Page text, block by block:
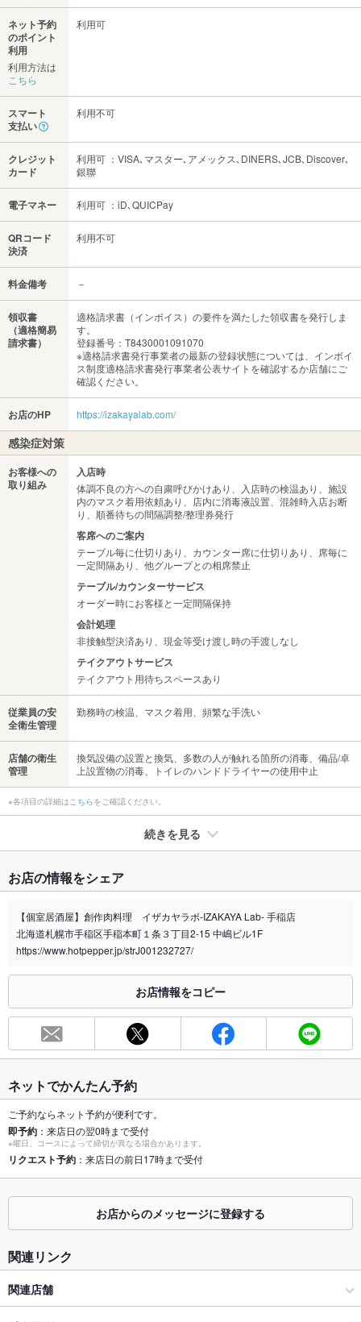
ネット予約
のポイント
利用
利用方法は
こちら
利用可
スマート
支払い
利用不可
クレジット
カード
利用可 ：VISA､マスター､アメックス､DINERS､JCB､Discover､
銀聯
電子マネー 利用可 ：iD､QUICPay
QRコード
決済
利用不可
料金備考 －
領収書
（適格簡易
請求書）
適格請求書（インボイス）の要件を満たした領収書を発行しま
す。
登録番号：T8430001091070
※適格請求書発行事業者の最新の登録状態については、インボイ
ス制度適格請求書発行事業者公表サイトを確認するか店舗にご
確認ください。
お店のHP https://izakayalab.com/
感染症対策
お客様への
取り組み
入店時
体調不良の方への自粛呼びかけあり、入店時の検温あり、施設
内のマスク着用依頼あり、店内に消毒液設置、混雑時入店お断
り、順番待ちの間隔調整/整理券発行
客席へのご案内
テーブル毎に仕切りあり、カウンター席に仕切りあり、席毎に
一定間隔あり、他グループとの相席禁止
テーブル/カウンターサービス
オーダー時にお客様と一定間隔保持
会計処理
非接触型決済あり、現金等受け渡し時の手渡しなし
テイクアウトサービス
テイクアウト用待ちスペースあり
従業員の安
全衛生管理
勤務時の検温、マスク着用、頻繁な手洗い
店舗の衛生
管理
換気設備の設置と換気、多数の人が触れる箇所の消毒、備品/卓
上設置物の消毒、トイレのハンドドライヤーの使用中止
※各項目の詳細はこちらをご確認ください。
続きを見る
禁煙・喫煙
全席喫煙可
喫煙専用室 なし
合わせください。
お席
30席(掘りごたつ個室、テーブル席完備)
容人数
個室
あり ：個室席あり◎宴会、女子会、誕生日、送別会、飲み会な
どのシーンでご利用可能なお席有！
座敷
なし ：個室席あり◎宴会、女子会、誕生日、送別会、飲み会な
あり ：個室席あり◎宴会、女子会、誕生日、送別会、飲み会な
どのシーンでご利用可能なお席有！
カウンター
ソファー
お店の情報をシェア
【個室居酒屋】創作肉料理 イザカヤラボ-IZAKAYA Lab- 手稲店
北海道札幌市手稲区手稲本町１条３丁目2-15 中嶋ビル1F
https://www.hotpepper.jp/strJ001232727/
お店情報をコピー
ネットでかんたん予約
ご予約ならネット予約が便利です。
即予約 ：来店日の翌0時まで受付
※曜日、コースによって締切が異なる場合があります。
リクエスト予約 ：来店日の前日17時まで受付
お店からのメッセージに登録する
関連リンク
関連店舗